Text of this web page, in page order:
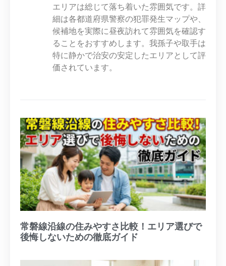
エリアは総じて落ち着いた雰囲気です。詳
細は各都道府県警察の犯罪発生マップや、
候補地を実際に昼夜訪れて雰囲気を確認す
ることをおすすめします。我孫子や取手は
特に静かで治安の安定したエリアとして評
価されています。
常磐線沿線の住みやすさ比較！エリア選びで
後悔しないための徹底ガイド